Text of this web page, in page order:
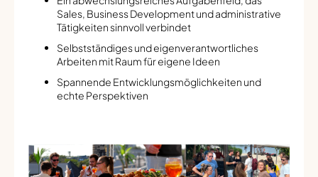
Sales, Business Development und administrative
Tätigkeiten sinnvoll verbindet
Selbstständiges und eigenverantwortliches
Arbeiten mit Raum für eigene Ideen
Spannende Entwicklungsmöglichkeiten und
echte Perspektiven